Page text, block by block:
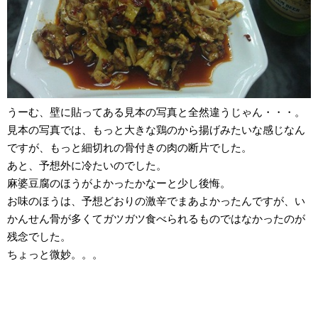
うーむ、壁に貼ってある見本の写真と全然違うじゃん・・・。
見本の写真では、もっと大きな鶏のから揚げみたいな感じなん
ですが、もっと細切れの骨付きの肉の断片でした。
あと、予想外に冷たいのでした。
麻婆豆腐のほうがよかったかなーと少し後悔。
お味のほうは、予想どおりの激辛でまあよかったんですが、い
かんせん骨が多くてガツガツ食べられるものではなかったのが
残念でした。
ちょっと微妙。。。